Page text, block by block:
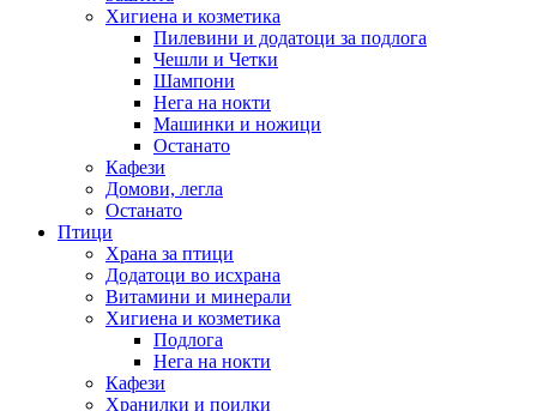
Хигиена и козметика
Пилевини и додатоци за подлога
Чешли и Четки
Шампони
Нега на нокти
Машинки и ножици
Останато
Кафези
Домови, легла
Останато
Птици
Храна за птици
Додатоци во исхрана
Витамини и минерали
Хигиена и козметика
Подлога
Нега на нокти
Кафези
Хранилки и поилки